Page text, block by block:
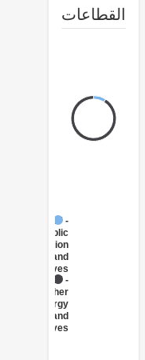
Administration
- Energy and
Extractives
Extractives